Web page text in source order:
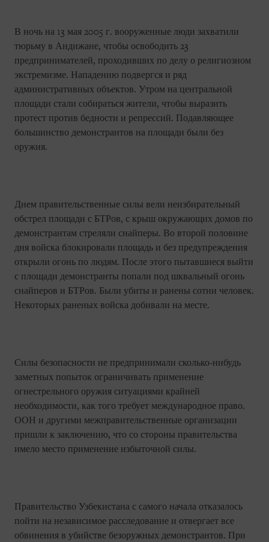
В ночь на 13 мая 2005 г. вооруженные люди захватили
тюрьму в Андижане, чтобы освободить 23
предпринимателей, проходивших по делу о религиозном
экстремизме. Нападению подвергся и ряд
административных объектов. Утром на центральной
площади стали собираться жители, чтобы выразить
протест против бедности и репрессий. Подавляющее
большинство демонстрантов на площади были без
оружия.
Днем правительственные силы вели неизбирательный
обстрел площади с БТРов, с крыш окружающих домов по
демонстрантам стреляли снайперы. Во второй половине
дня войска блокировали площадь и без предупреждения
открыли огонь по людям. После этого пытавшиеся выйти
с площади демонстранты попали под шквальный огонь
снайперов и БТРов. Были убиты и ранены сотни человек.
Некоторых раненых войска добивали на месте.
Силы безопасности не предпринимали сколько-нибудь
заметных попыток ограничивать применение
огнестрельного оружия ситуациями крайней
необходимости, как того требует международное право.
ООН и другими межправительственные организации
пришли к заключению, что со стороны правительства
имело место применение избыточной силы.
Правительство Узбекистана с самого начала отказалось
пойти на независимое расследование и отвергает все
обвинения в убийстве безоружных демонстрантов. При